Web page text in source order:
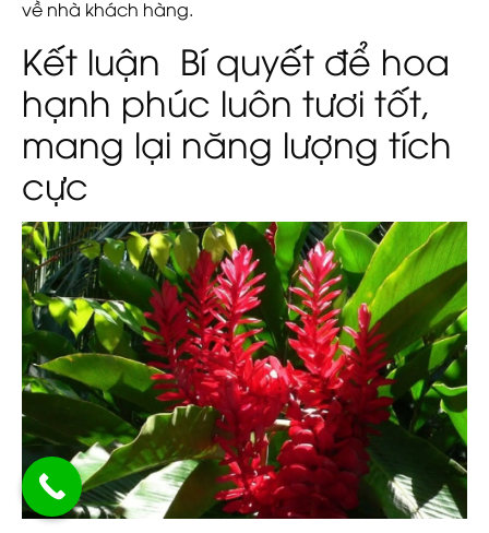
về nhà khách hàng.
Kết luận Bí quyết để hoa
hạnh phúc luôn tươi tốt,
mang lại năng lượng tích
cực